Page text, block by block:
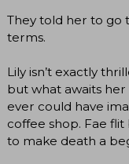
They told her to go
terms.
Lily isn’t exactly
but what awaits
ever could have
coffee shop. Fae
to make death a